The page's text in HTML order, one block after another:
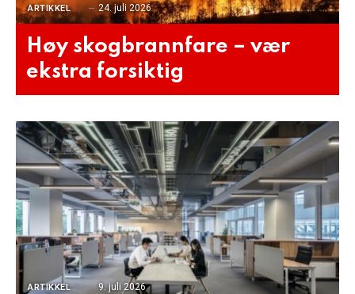
ARTIKKEL 24. juli 2026
Høy skogbrannfare – vær
ekstra forsiktig
ARTIKKEL 9. juli 2026